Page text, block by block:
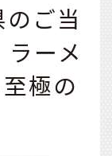
のご当
ーメ
極の